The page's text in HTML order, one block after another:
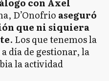
con Axel
D’Onofrio aseguró
que ni siquiera
. Los que tenemos la
día de gestionar, la
la actividad